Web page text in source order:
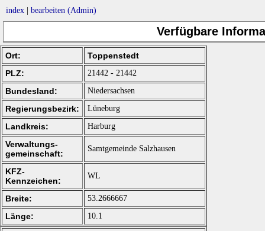
index bearbeiten (Admin)
Verfügbare
Ort:
Toppenstedt
PLZ:
21442 - 21442
Bundesland: Niedersachsen
Regierungsbezirk: Lüneburg
Landkreis: Harburg
Verwaltungs-
gemeinschaft:
Samtgemeinde Salzhausen
KFZ-
Kennzeichen:
WL
Breite: 53.2666667
Länge: 10.1